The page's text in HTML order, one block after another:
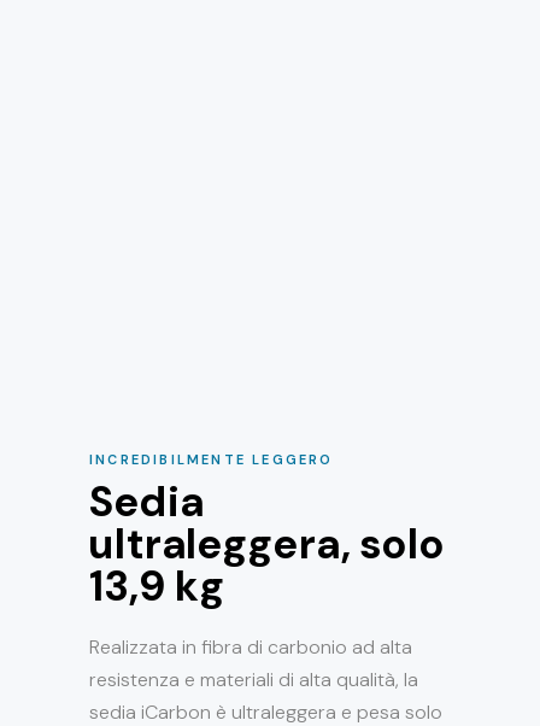
INCREDIBILMENTE LEGGERO
Sedia
ultraleggera, solo
13,9 kg
Realizzata in fibra di carbonio ad alta
resistenza e materiali di alta qualità, la
sedia iCarbon è ultraleggera e pesa solo